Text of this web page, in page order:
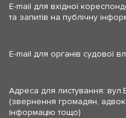
E-mail для вхідної
та запитів на публічну
E-mail для органів судової
Адреса для листування:
(звернення громадян,
інформацію тощо)